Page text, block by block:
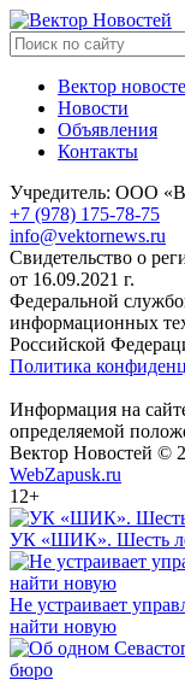
Вектор
Новости
Объявления
Контакты
Учредитель: ООО
+7 (978) 175-78-75
info@vektornews.ru
Свидетельство о
от 16.09.2021 г.
Федеральной
информационных
Российской
Политика
Информация на
определяемой
Вектор Новостей ©
WebZapusk.ru
12+
УК «ШИК». Шесть
Не устраивает
найти новую